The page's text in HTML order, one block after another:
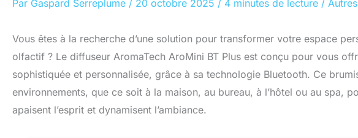
Par Gaspard Serreplume / 20 octobre 2025 / 4 minutes de lecture /
Vous êtes à la recherche d’une solution pour transformer votre espace
olfactif ? Le diffuseur AromaTech AroMini BT Plus est conçu pour vous
sophistiquée et personnalisée, grâce à sa technologie Bluetooth. Ce
environnements, que ce soit à la maison, au bureau, à l’hôtel ou au spa,
apaisent l’esprit et dynamisent l’ambiance.